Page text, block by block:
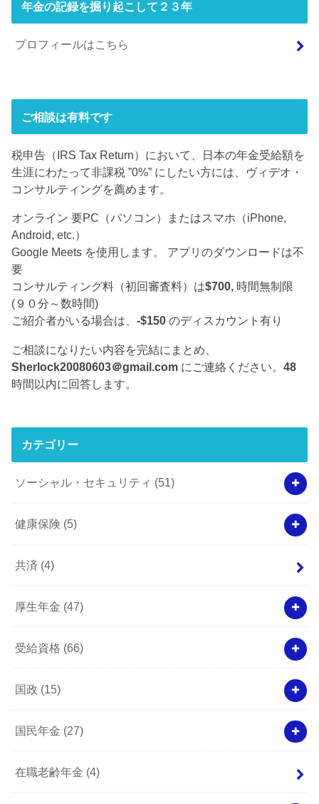
年金の記録を掘り起こして２３年
プロフィールはこちら
ご相談は有料です
税申告（IRS Tax Return）において、日本の年金受給額を
生涯にわたって非課税 ”0%” にしたい方には、ヴィデオ・
コンサルティングを薦めます。
オンライン 要PC（パソコン）またはスマホ（iPhone,
Android, etc.）
Google Meets を使用します。 アプリのダウンロードは不
要
コンサルティング料（初回審査料）は$700, 時間無制限
(９０分～数時間)
ご紹介者がいる場合は、-$150 のディスカウント有り
ご相談になりたい内容を完結にまとめ、
Sherlock20080603＠gmail.com にご連絡ください。48
時間以内に回答します。
カテゴリー
ソーシャル・セキュリティ (51)
健康保険 (5)
共済 (4)
厚生年金 (47)
受給資格 (66)
国政 (15)
国民年金 (27)
在職老齢年金 (4)